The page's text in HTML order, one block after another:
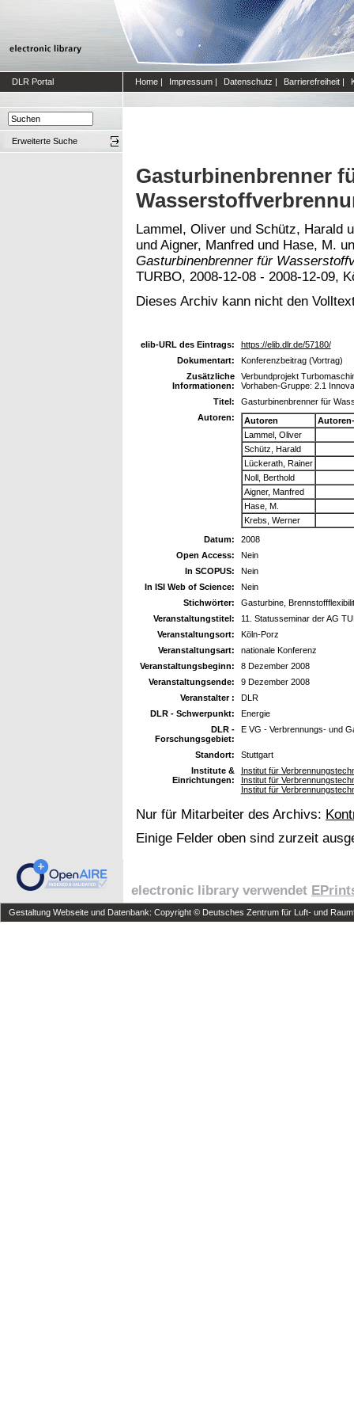
DLR Portal Home | Impressum | Datenschutz | Barrierefreiheit |
Erweiterte Suche
Gasturbinenbrenner
Lammel, Oliver und Schütz, Harald
und Aigner, Manfred und Hase, M.
Gasturbinenbrenner für
TURBO, 2008-12-08 - 2008-12-09,
Dieses Archiv kann nicht den
elib-URL des Eintrags:
https://elib.dlr.de/57180/
Dokumentart:
Konferenzbeitrag (Vortrag)
Zusätzliche
Informationen:
Verbundprojekt
Vorhaben-Gruppe: 2.1
Titel:
Gasturbinenbrenner für
Autoren:
Autoren
Lammel, Oliver
Schütz, Harald
Lückerath, Rainer
Noll, Berthold
Aigner, Manfred
Hase, M.
Krebs, Werner
Datum:
2008
Open Access:
Nein
In SCOPUS:
Nein
In ISI Web of Science:
Nein
Stichwörter:
Gasturbine,
Veranstaltungstitel:
11. Statusseminar der AG
Veranstaltungsort:
Köln-Porz
Veranstaltungsart:
nationale Konferenz
Veranstaltungsbeginn:
8 Dezember 2008
Veranstaltungsende:
9 Dezember 2008
Veranstalter :
DLR
DLR - Schwerpunkt:
Energie
DLR -
Forschungsgebiet:
E VG - Verbrennungs- und
Standort:
Stuttgart
Institute &
Einrichtungen:
Institut für
Institut für
Institut für
Nur für Mitarbeiter des Archivs:
Einige Felder oben sind zurzeit
electronic library verwendet
Gestaltung Webseite und Datenbank: Copyright © Deutsches Zentrum für Luft- und